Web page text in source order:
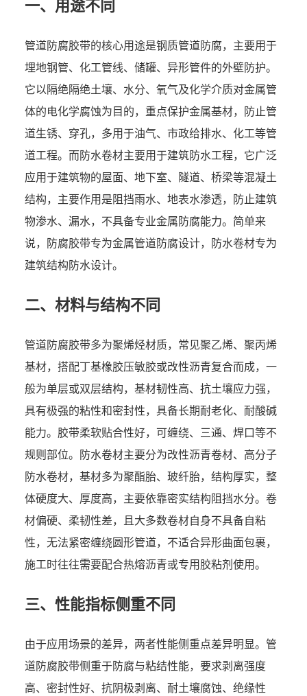
一、用途不同
管道防腐胶带的核心用途是钢质管道防腐，主要用于
埋地钢管、化工管线、储罐、异形管件的外壁防护。
它以隔绝隔绝土壤、水分、氧气及化学介质对金属管
体的电化学腐蚀为目的，重点保护金属基材，防止管
道生锈、穿孔，多用于油气、市政给排水、化工等管
道工程。而防水卷材主要用于建筑防水工程，它广泛
应用于建筑物的屋面、地下室、隧道、桥梁等混凝土
结构，主要作用是阻挡雨水、地表水渗透，防止建筑
物渗水、漏水，不具备专业金属防腐能力。简单来
说，防腐胶带专为金属管道防腐设计，防水卷材专为
建筑结构防水设计。
二、材料与结构不同
管道防腐胶带多为聚烯烃材质，常见聚乙烯、聚丙烯
基材，搭配丁基橡胶压敏胶或改性沥青复合而成，一
般为单层或双层结构，基材韧性高、抗土壤应力强，
具有极强的粘性和密封性，具备长期耐老化、耐酸碱
能力。胶带柔软贴合性好，可缠绕、三通、焊口等不
规则部位。防水卷材主要分为改性沥青卷材、高分子
防水卷材，基材多为聚酯胎、玻纤胎，结构厚实，整
体硬度大、厚度高，主要依靠密实结构阻挡水分。卷
材偏硬、柔韧性差，且大多数卷材自身不具备自粘
性，无法紧密缠绕圆形管道，不适合异形曲面包裹，
施工时往往需要配合热熔沥青或专用胶粘剂使用。
三、性能指标侧重不同
由于应用场景的差异，两者性能侧重点差异明显。管
道防腐胶带侧重于防腐与粘结性能，要求剥离强度
高、密封性好、抗阴极剥离、耐土壤腐蚀、绝缘性